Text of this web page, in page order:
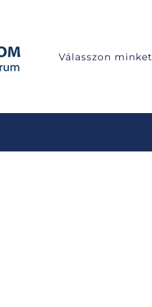
Válasszon minket